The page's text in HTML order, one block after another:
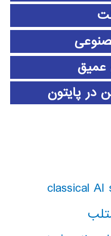
عمیق
در پایتون